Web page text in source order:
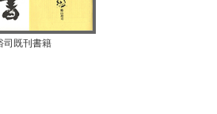
司既刊書籍